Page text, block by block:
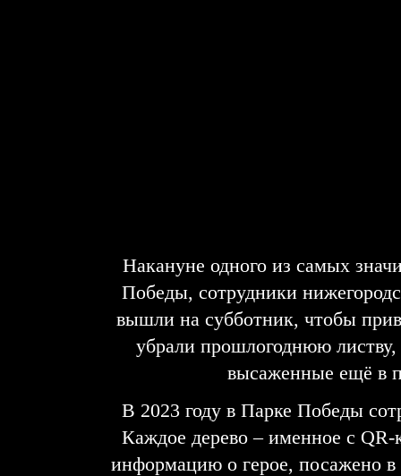
Накануне одного из самых
Победы, сотрудники
вышли на субботник, чтобы
убрали прошлогоднюю
высаженные ещё в
В 2023 году в Парке Победы
Каждое дерево – именное с
информацию о герое, посажено в